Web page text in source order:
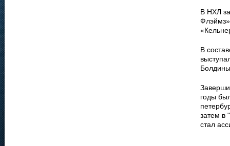
В НХЛ
В
годы
затем в
стал